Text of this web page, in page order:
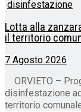
Lotta alla
il territorio
7 Agosto 2026
ORVIETO –
disinfestazione
territorio